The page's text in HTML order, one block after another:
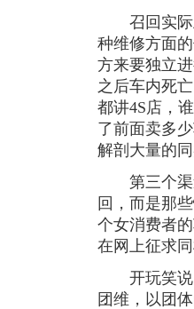
召回实际
种维修方面
方来要独立
之后车内死
都讲4S店，
了前面卖多
解剖大量的
第三个渠
回，而是那
个女消费者
在网上征求
开玩笑说
团维，以团